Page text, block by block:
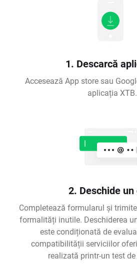
1. Descarcă
Accesează App store sau
aplicația XTB.
2. Deschide un
Completează formularul și
formalități inutile. Deschiderea
este condiționată de
compatibilității serviciilor
realizată printr-un test